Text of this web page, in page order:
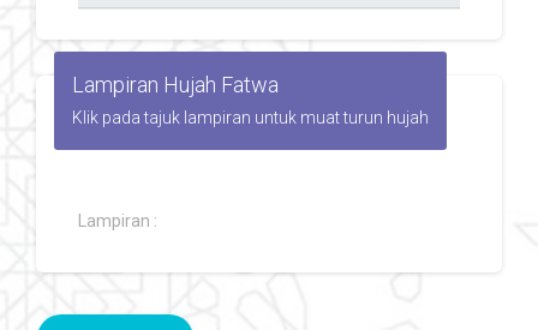
Lampiran Hujah Fatwa
Klik pada tajuk lampiran untuk muat turun hujah
Lampiran :